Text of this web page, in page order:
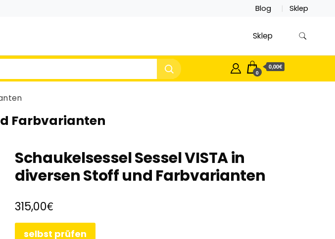
Blog Sklep
Sklep
0
0,00€
Farbvarianten
Schaukelsessel Sessel VISTA in
diversen Stoff und Farbvarianten
315,00€
selbst prüfen